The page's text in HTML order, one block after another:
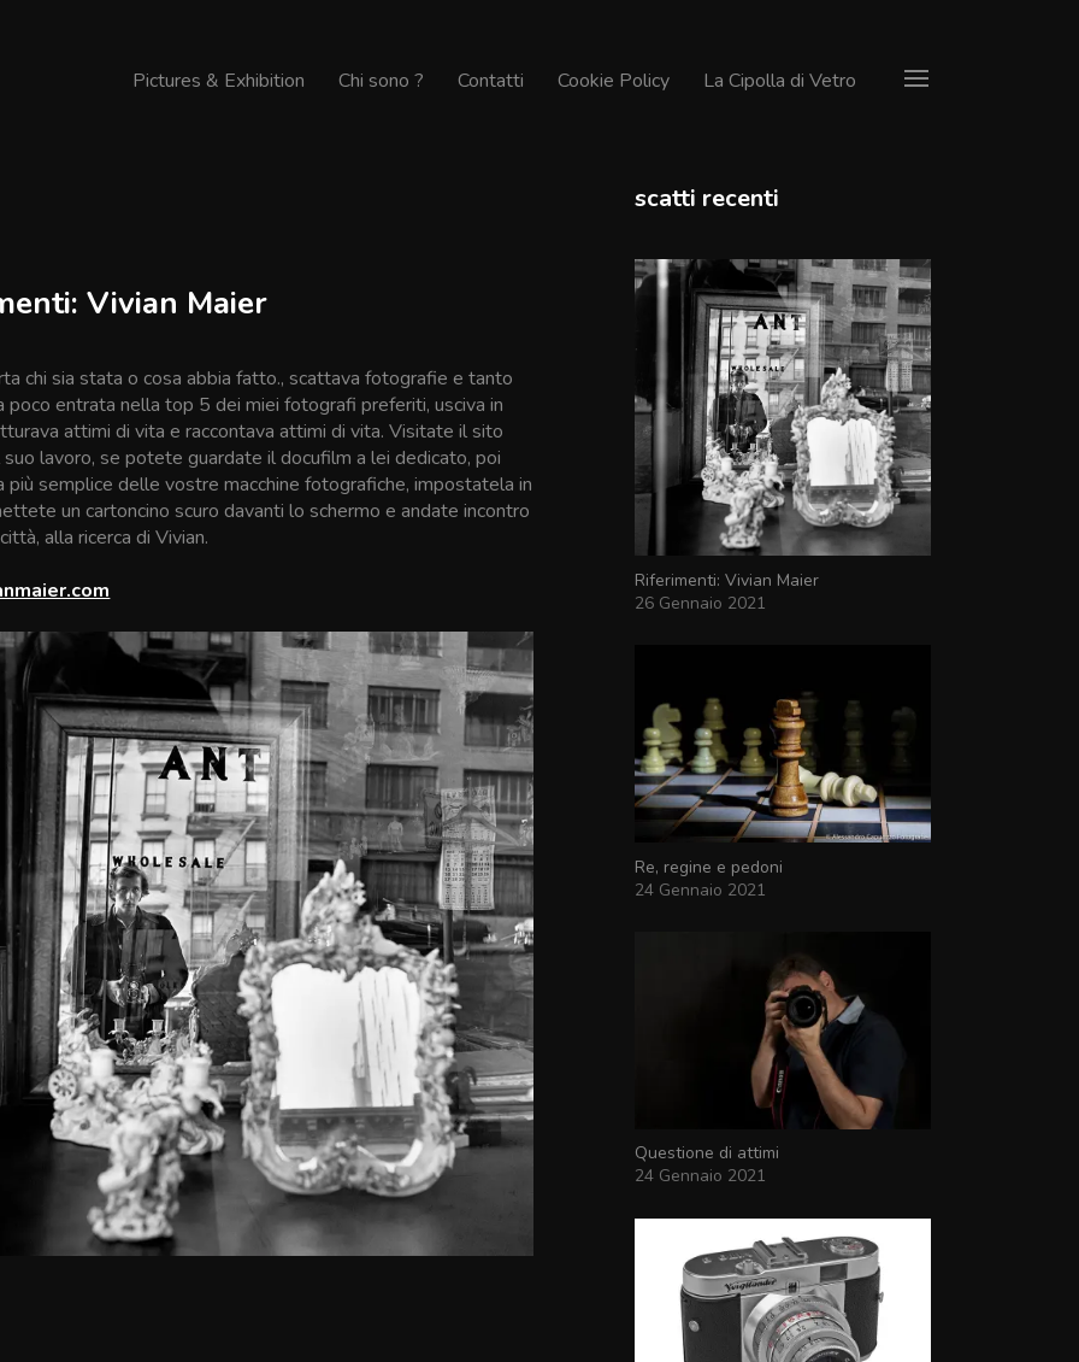
Pictures & Exhibition Chi sono ? Contatti Cookie Policy La Cipolla di Vetro
Vivian Maier
chi sia stata o cosa abbia fatto., scattava fotografie e tanto
poco entrata nella top 5 dei miei fotografi preferiti, usciva in
attimi di vita e raccontava attimi di vita. Visitate il sito
lavoro, se potete guardate il docufilm a lei dedicato, poi
più semplice delle vostre macchine fotografiche, impostatela in
un cartoncino scuro davanti lo schermo e andate incontro
alla ricerca di Vivian.
scatti recenti
Riferimenti: Vivian Maier
26 Gennaio 2021
Re, regine e pedoni
24 Gennaio 2021
Questione di attimi
24 Gennaio 2021